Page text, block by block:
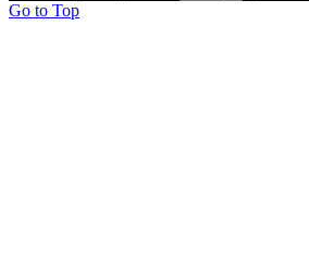
Go to Top